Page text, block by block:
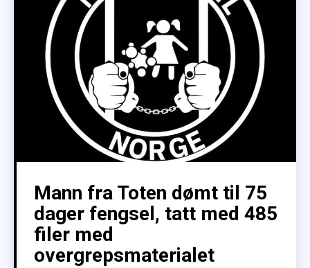
Mann fra Toten dømt til 75
dager fengsel, tatt med 485
filer med
overgrepsmaterialet